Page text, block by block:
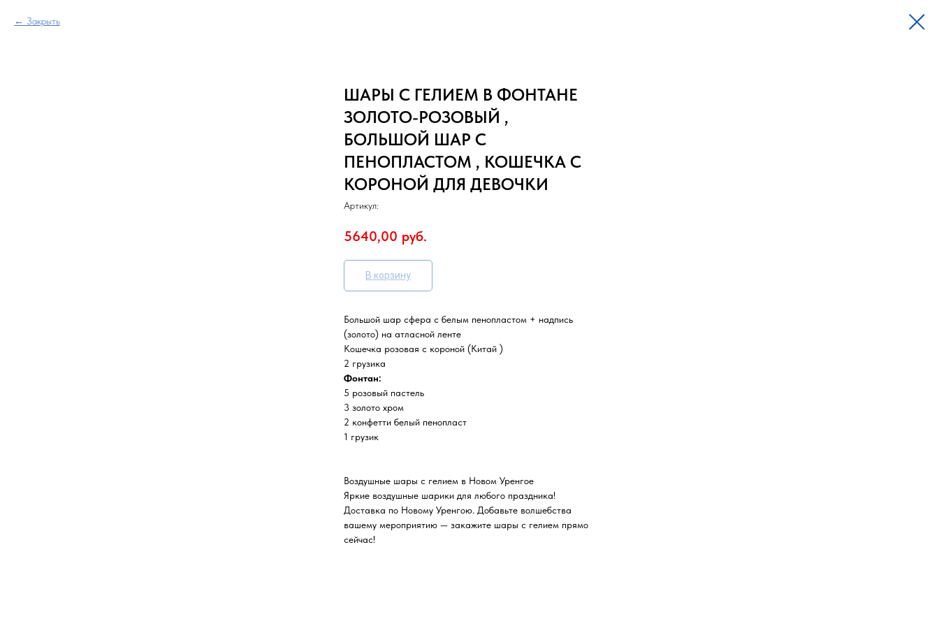
Закрыть
ШАРЫ С ГЕЛИЕМ В ФОНТАНЕ
ЗОЛОТО-РОЗОВЫЙ ,
БОЛЬШОЙ ШАР С
ПЕНОПЛАСТОМ , КОШЕЧКА С
КОРОНОЙ ДЛЯ ДЕВОЧКИ
Артикул:
5640,00 руб.
В корзину
Большой шар сфера с белым пенопластом + надпись
(золото) на атласной ленте
Кошечка розовая с короной (Китай )
2 грузика
Фонтан:
5 розовый пастель
3 золото хром
2 конфетти белый пенопласт
1 грузик
Воздушные шары с гелием в Новом Уренгое
Яркие воздушные шарики для любого праздника!
Доставка по Новому Уренгою. Добавьте волшебства
вашему мероприятию — закажите шары с гелием прямо
сейчас!